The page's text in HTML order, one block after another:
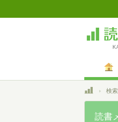
トップ検索
読書